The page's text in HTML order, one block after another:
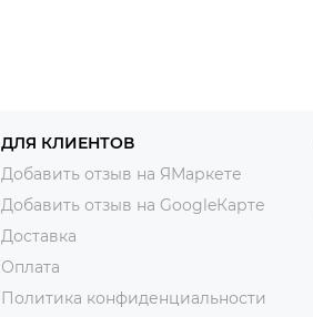
ДЛЯ КЛИЕНТОВ
Добавить отзыв на ЯМаркете
Добавить отзыв на GoogleКарте
Доставка
Оплата
Политика конфиденциальности